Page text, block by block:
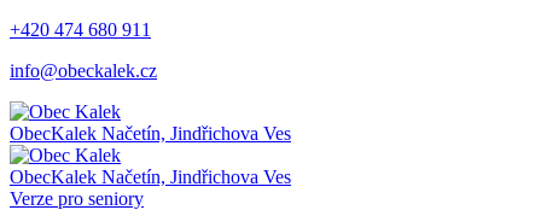
+420 474 680 911
info@obeckalek.cz
ObecKalek Načetín, Jindřichova Ves
ObecKalek Načetín, Jindřichova Ves
Verze pro seniory